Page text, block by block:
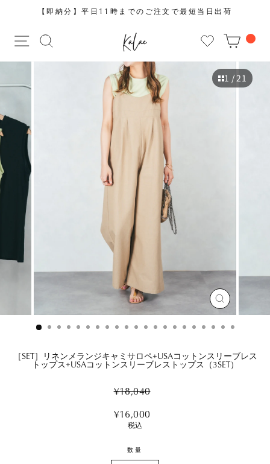
ツ
ス
ッ
プ
す
る
ラ
イ
ド
シ
ョ
止
め
る
【即納分】平日11時までのご注文で最短当日出荷
サイトを検索する
サイトナビゲーション
1 / 21
閉
じ
［SET］リネンメランジキャミサロペ+USAコットンスリーブレス
トップス+USAコットンスリーブレストップス（3SET）
Regular
¥18,040
Sale
price
¥16,000
税込
数量